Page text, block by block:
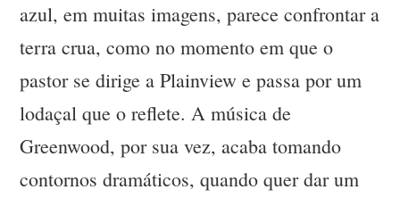
azul, em muitas imagens, parece confrontar a
terra crua, como no momento em que o
pastor se dirige a Plainview e passa por um
lodaçal que o reflete. A música de
Greenwood, por sua vez, acaba tomando
contornos dramáticos, quando quer dar um